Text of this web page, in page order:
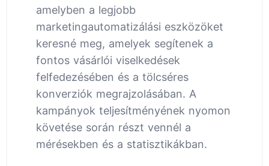
amelyben a legjobb
marketingautomatizálási eszközöket
keresné meg, amelyek segítenek a
fontos vásárlói viselkedések
felfedezésében és a tölcséres
konverziók megrajzolásában. A
kampányok teljesítményének nyomon
követése során részt vennél a
mérésekben és a statisztikákban.